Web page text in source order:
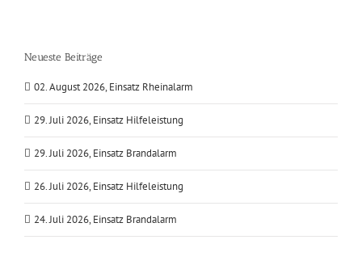
Neueste Beiträge
02. August 2026, Einsatz Rheinalarm
29. Juli 2026, Einsatz Hilfeleistung
29. Juli 2026, Einsatz Brandalarm
26. Juli 2026, Einsatz Hilfeleistung
24. Juli 2026, Einsatz Brandalarm